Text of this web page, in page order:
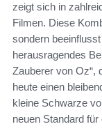
zeigt sich in
Filmen. Diese
sondern
herausragendes
Zauberer von Oz“,
heute einen
kleine Schwarze
neuen Standard